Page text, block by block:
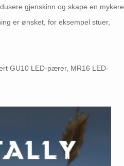
gjenskinn og skape en mykere,
er ønsket, for eksempel stuer,
GU10 LED-pærer, MR16 LED-